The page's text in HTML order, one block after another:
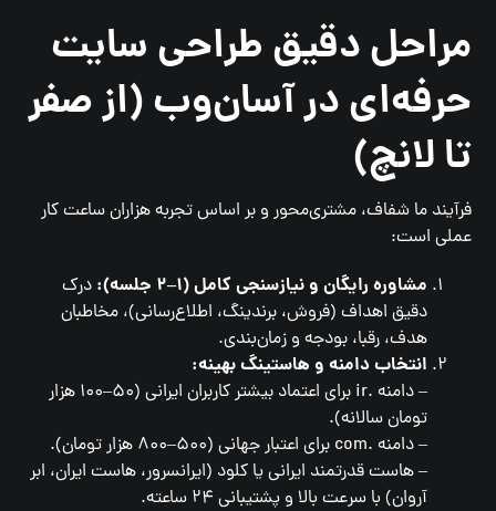
مراحل دقیق طراحی سایت
حرفه‌ای در آسان‌وب (از صفر
تا لانچ)
فرآیند ما شفاف، مشتری‌محور و بر اساس تجربه هزاران ساعت کار
عملی است:
مشاوره رایگان و نیازسنجی کامل (۱–۲ جلسه):
درک
دقیق اهداف (فروش، برندینگ، اطلاع‌رسانی)، مخاطبان
هدف، رقبا، بودجه و زمان‌بندی.
انتخاب دامنه و هاستینگ بهینه:
– دامنه .ir برای اعتماد بیشتر کاربران ایرانی (۵۰–۱۰۰ هزار
تومان سالانه).
– دامنه .com برای اعتبار جهانی (۵۰۰–۸۰۰ هزار تومان).
– هاست قدرتمند ایرانی یا کلود (ایرانسرور، هاست ایران، ابر
آروان) با سرعت بالا و پشتیبانی ۲۴ ساعته.